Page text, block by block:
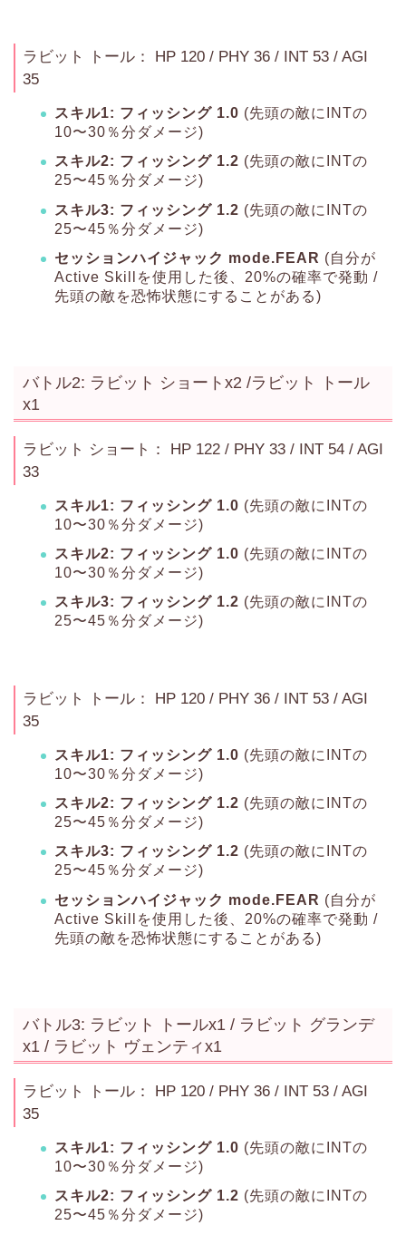
ラビット トール： HP 120 / PHY 36 / INT 53 / AGI
35
スキル1: フィッシング 1.0 (先頭の敵にINTの
10〜30％分ダメージ)
スキル2: フィッシング 1.2 (先頭の敵にINTの
25〜45％分ダメージ)
スキル3: フィッシング 1.2 (先頭の敵にINTの
25〜45％分ダメージ)
セッションハイジャック mode.FEAR (自分が
Active Skillを使用した後、20%の確率で発動 /
先頭の敵を恐怖状態にすることがある)
バトル2: ラビット ショートx2 /ラビット トール
x1
ラビット ショート： HP 122 / PHY 33 / INT 54 / AGI
33
スキル1: フィッシング 1.0 (先頭の敵にINTの
10〜30％分ダメージ)
スキル2: フィッシング 1.0 (先頭の敵にINTの
10〜30％分ダメージ)
スキル3: フィッシング 1.2 (先頭の敵にINTの
25〜45％分ダメージ)
ラビット トール： HP 120 / PHY 36 / INT 53 / AGI
35
スキル1: フィッシング 1.0 (先頭の敵にINTの
10〜30％分ダメージ)
スキル2: フィッシング 1.2 (先頭の敵にINTの
25〜45％分ダメージ)
スキル3: フィッシング 1.2 (先頭の敵にINTの
25〜45％分ダメージ)
セッションハイジャック mode.FEAR (自分が
Active Skillを使用した後、20%の確率で発動 /
先頭の敵を恐怖状態にすることがある)
バトル3: ラビット トールx1 / ラビット グランデ
x1 / ラビット ヴェンティx1
ラビット トール： HP 120 / PHY 36 / INT 53 / AGI
35
スキル1: フィッシング 1.0 (先頭の敵にINTの
10〜30％分ダメージ)
スキル2: フィッシング 1.2 (先頭の敵にINTの
25〜45％分ダメージ)